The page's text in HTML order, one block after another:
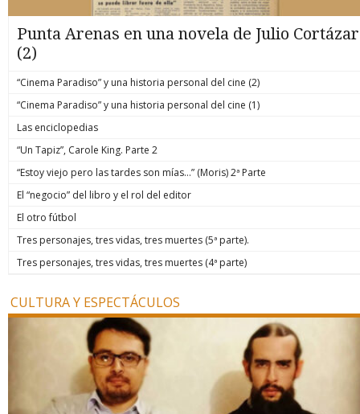
Punta Arenas en una novela de Julio Cortázar
(2)
“Cinema Paradiso” y una historia personal del cine (2)
“Cinema Paradiso” y una historia personal del cine (1)
Las enciclopedias
“Un Tapiz”, Carole King. Parte 2
“Estoy viejo pero las tardes son mías…” (Moris) 2ª Parte
El “negocio” del libro y el rol del editor
El otro fútbol
Tres personajes, tres vidas, tres muertes (5ª parte).
Tres personajes, tres vidas, tres muertes (4ª parte)
CULTURA Y ESPECTÁCULOS